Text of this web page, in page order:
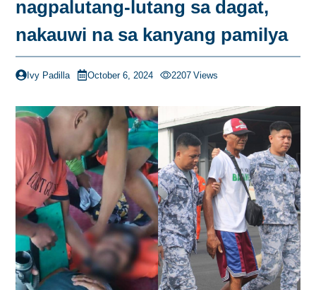
nagpalutang-lutang sa dagat,
nakauwi na sa kanyang pamilya
Ivy Padilla October 6, 2024 2207 Views